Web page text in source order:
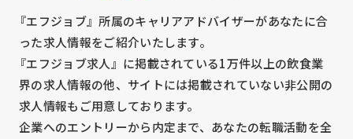
『エフジョブ』所属のキャリアアドバイザーがあなたに合
った求人情報をご紹介いたします。
『エフジョブ求人』に掲載されている1万件以上の飲食業
界の求人情報の他、サイトには掲載されていない非公開の
求人情報もご用意しております。
企業へのエントリーから内定まで、あなたの転職活動を全